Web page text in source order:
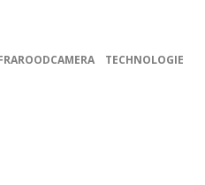
TECHNOLOGIE